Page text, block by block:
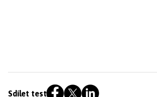
Sdílet test